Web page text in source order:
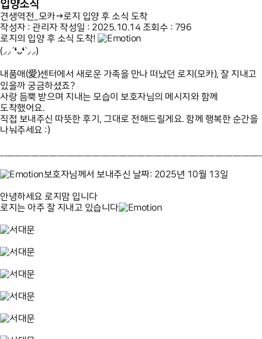
입양소식
견생역전_모카→로지 입양 후 소식 도착
작성자 : 관리자 작성일 : 2025.10.14 조회수 : 796
로지의 입양 후 소식 도착!
(⸝⸝´❛ᴗ❛`⸝⸝)
내품애(愛)센터에서 새로운 가족을 만나 떠났던 로지(모카), 잘 지내고
있을까 궁금하셨죠?
사랑 듬뿍 받으며 지내는 모습이 보호자님의 메시지와 함께
도착했어요.
직접 보내주신 따뜻한 후기, 그대로 전해드릴게요. 함께 행복한 순간을
나눠주세요 :)
보호자님께서 보내주신 날짜: 2025년 10월 13일
안녕하세요 로지맘 입니다
로지는 아주 잘 지내고 있습니다